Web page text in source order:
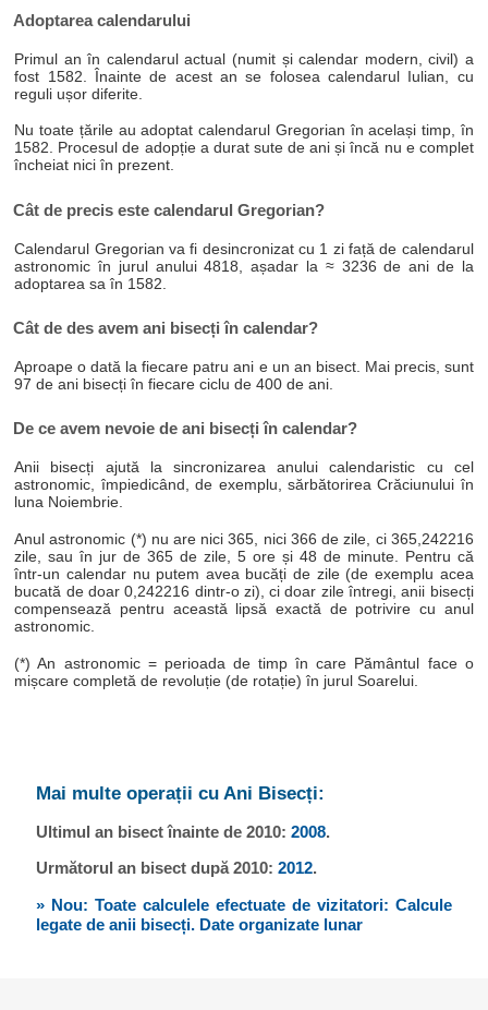
Adoptarea calendarului
Primul an în calendarul actual (numit și calendar modern, civil) a
fost 1582. Înainte de acest an se folosea calendarul Iulian, cu
reguli ușor diferite.
Nu toate țările au adoptat calendarul Gregorian în același timp, în
1582. Procesul de adopție a durat sute de ani și încă nu e complet
încheiat nici în prezent.
Cât de precis este calendarul Gregorian?
Calendarul Gregorian va fi desincronizat cu 1 zi față de calendarul
astronomic în jurul anului 4818, așadar la ≈ 3236 de ani de la
adoptarea sa în 1582.
Cât de des avem ani bisecți în calendar?
Aproape o dată la fiecare patru ani e un an bisect. Mai precis, sunt
97 de ani bisecți în fiecare ciclu de 400 de ani.
De ce avem nevoie de ani bisecți în calendar?
Anii bisecți ajută la sincronizarea anului calendaristic cu cel
astronomic, împiedicând, de exemplu, sărbătorirea Crăciunului în
luna Noiembrie.
Anul astronomic (*) nu are nici 365, nici 366 de zile, ci 365,242216
zile, sau în jur de 365 de zile, 5 ore și 48 de minute. Pentru că
într-un calendar nu putem avea bucăți de zile (de exemplu acea
bucată de doar 0,242216 dintr-o zi), ci doar zile întregi, anii bisecți
compensează pentru această lipsă exactă de potrivire cu anul
astronomic.
(*) An astronomic = perioada de timp în care Pământul face o
mișcare completă de revoluție (de rotație) în jurul Soarelui.
Mai multe operații cu Ani Bisecți:
Ultimul an bisect înainte de 2010: 2008.
Următorul an bisect după 2010: 2012.
» Nou: Toate calculele efectuate de vizitatori: Calcule
legate de anii bisecți. Date organizate lunar